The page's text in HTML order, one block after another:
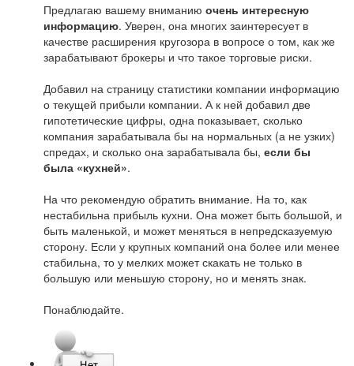
Предлагаю вашему вниманию очень интересную
информацию. Уверен, она многих заинтересует в
качестве расширения кругозора в вопросе о том, как же
зарабатывают брокеры и что такое торговые риски.
Добавил на страницу статистики компании информацию
о текущей прибыли компании. А к ней добавил две
гипотетические цифры, одна показывает, сколько
компания зарабатывала бы на нормальных (а не узких)
спредах, и сколько она зарабатывала бы, если бы
была «кухней».
На что рекомендую обратить внимание. На то, как
нестабильна прибыль кухни. Она может быть большой, и
быть маленькой, и может меняться в непредсказуемую
сторону. Если у крупных компаний она более или менее
стабильна, то у мелких может скакать не только в
большую или меньшую сторону, но и менять знак.
Понаблюдайте.